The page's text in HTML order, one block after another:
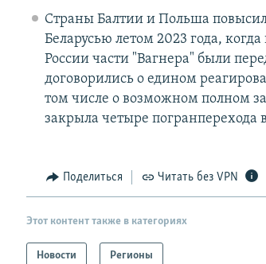
Страны Балтии и Польша
Беларусью летом 2023 года,
России части "Вагнера" были
договорились о едином
том числе о возможном полном
закрыла четыре погранперехода
Поделиться Читать без VPN
Этот контент также в категориях
Новости Регионы